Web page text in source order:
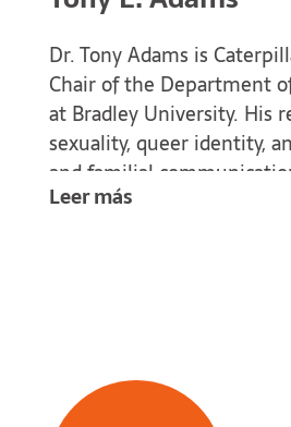
Dr. Tony Adams is
Chair of the Department
at Bradley University. His
sexuality, queer identity,
and familial
dedicated to
questioning harmful
meaningful relations.
Leer más